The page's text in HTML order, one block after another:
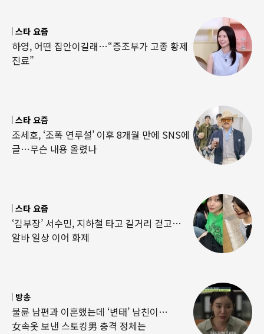
스타 요즘
하영, 어떤 집안이길래…“증조부가 고종 황제
진료”
스타 요즘
조세호, ‘조폭 연루설’ 이후 8개월 만에 SNS에
글…무슨 내용 올렸나
스타 요즘
‘김부장’ 서수민, 지하철 타고 길거리 걷고…
알바 일상 이어 화제
방송
불륜 남편과 이혼했는데 ‘변태’ 남친이…
女속옷 보낸 스토킹男 충격 정체는